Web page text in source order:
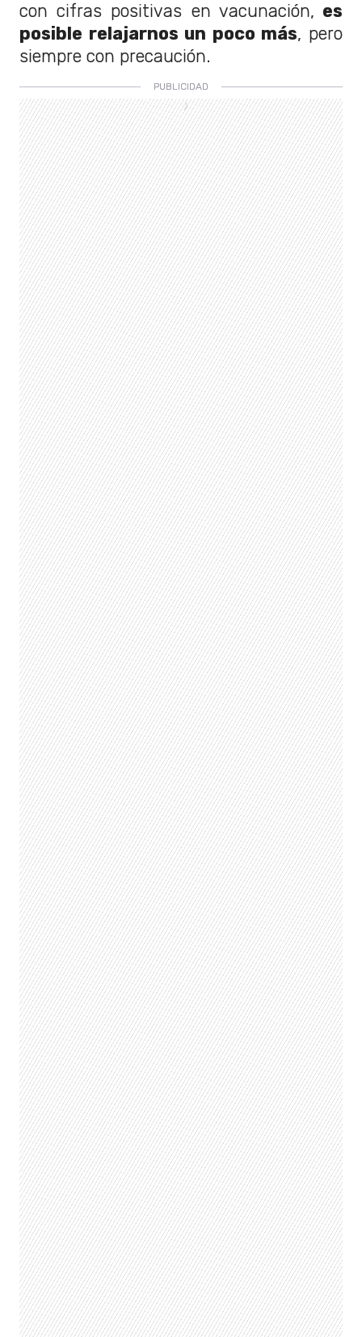
con cifras positivas en vacunación, es
posible relajarnos un poco más, pero
siempre con precaución.